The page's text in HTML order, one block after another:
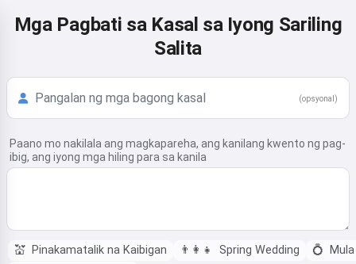
Mga Pagbati sa Kasal sa Iyong Sariling
Salita
(opsyonal)
Paano mo nakilala ang magkapareha, ang kanilang kwento ng pag-
ibig, ang iyong mga hiling para sa kanila
💒 Pinakamatalik na Kaibigan 👨‍👩‍👧 Spring Wedding 💍